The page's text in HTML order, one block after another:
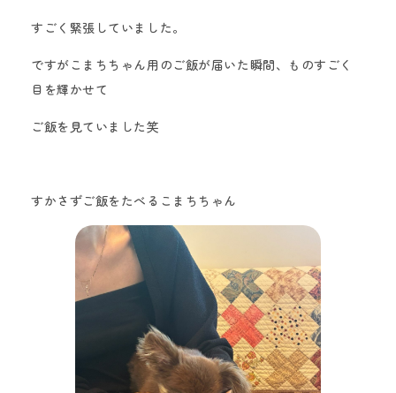
すごく緊張していました。
ですがこまちちゃん用のご飯が届いた瞬間、ものすごく
目を輝かせて
ご飯を見ていました笑
すかさずご飯をたべるこまちちゃん